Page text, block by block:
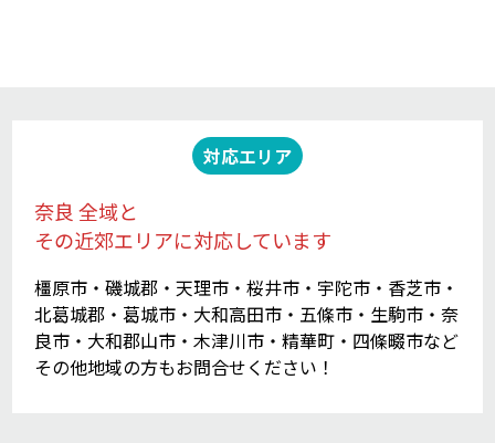
対応エリア
奈良 全域と
その近郊エリアに対応しています
橿原市・磯城郡・天理市・桜井市・宇陀市・香芝市・
北葛城郡・葛城市・大和高田市・五條市・生駒市・奈
良市・大和郡山市・木津川市・精華町・四條畷市など
その他地域の方もお問合せください！